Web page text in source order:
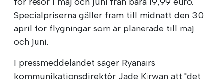
Specialpriserna gäller fram till midnatt den 30
april för flygningar som är planerade till maj
och juni.
I pressmeddelandet säger Ryanairs
kommunikationsdirektör Jade Kirwan att "det